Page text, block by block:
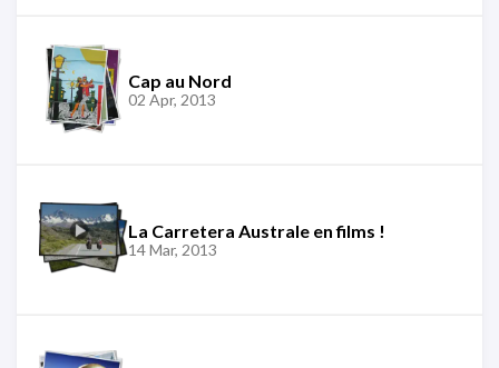
Cap au Nord
02 Apr, 2013
La Carretera Australe en films !
14 Mar, 2013